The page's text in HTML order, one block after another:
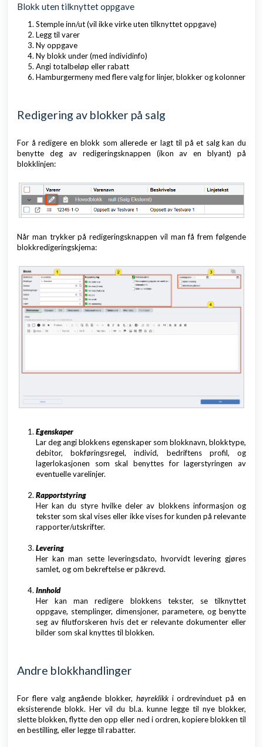
Blokk uten tilknyttet oppgave
Stemple inn/ut (vil ikke virke uten tilknyttet oppgave)
Legg til varer
Ny oppgave
Ny blokk under (med individinfo)
Angi totalbeløp eller rabatt
Hamburgermeny med flere valg for linjer, blokker og kolonner
Redigering av blokker på salg
For å redigere en blokk som allerede er lagt til på et salg kan du
benytte deg av redigeringsknappen (ikon av en blyant) på
blokklinjen:
Når man trykker på redigeringsknappen vil man få frem følgende
blokkredigeringskjema:
Egenskaper
Lar deg angi blokkens egenskaper som blokknavn, blokktype,
debitor, bokføringsregel, individ, bedriftens profil, og
lagerlokasjonen som skal benyttes for lagerstyringen av
eventuelle varelinjer.
Rapportstyring
Her kan du styre hvilke deler av blokkens informasjon og
tekster som skal vises eller ikke vises for kunden på relevante
rapporter/utskrifter.
Levering
Her kan man sette leveringsdato, hvorvidt levering gjøres
samlet, og om bekreftelse er påkrevd.
Innhold
Her kan man redigere blokkens tekster, se tilknyttet
oppgave, stemplinger, dimensjoner, parametere, og benytte
seg av filutforskeren hvis det er relevante dokumenter eller
bilder som skal knyttes til blokken.
Andre blokkhandlinger
For flere valg angående blokker, høyreklikki ordrevinduet på en
eksisterende blokk. Her vil du bl.a. kunne legge til nye blokker,
slette blokken, flytte den opp eller ned i ordren, kopiere blokken til
en bestilling, eller legge til rabatter.